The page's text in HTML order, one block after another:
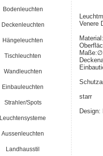
Bodenleuchten
Deckenleuchten
Hängeleuchten
Tischleuchten
Wandleuchten
Einbauleuchten
Strahler/Spots
Leuchtensysteme
Aussenleuchten
Landhausstil
Venere
starr